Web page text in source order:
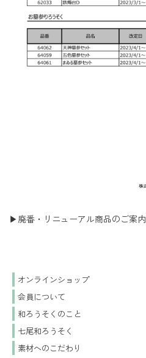
▶廃番・リニューアル商品のご案内
オンラインショップ
会員について
和ろうそくのこと
七尾和ろうそく
素材へのこだわり